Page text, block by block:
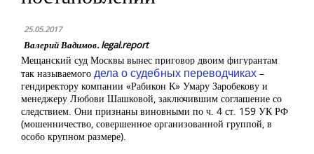
25.05.2017
Валерий Вадимов. legal.report
Мещанский суд Москвы вынес приговор двоим фигурантам
так называемого дела о судебных переводчиках –
гендиректору компании «Рабикон К» Умару Заробекову и
менеджеру Любови Шашковой, заключившим соглашение со
следствием. Они признаны виновными по ч. 4 ст. 159 УК РФ
(мошенничество, совершенное организованной группой, в
особо крупном размере).